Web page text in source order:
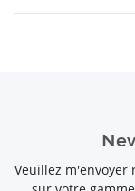
Veuillez